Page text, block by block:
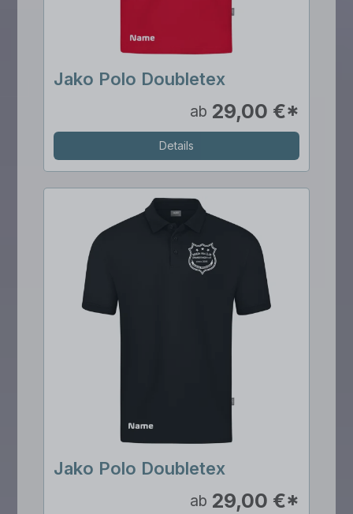
Jako Polo Doubletex
ab 29,00 €*
Details
Jako Polo Doubletex
ab 29,00 €*